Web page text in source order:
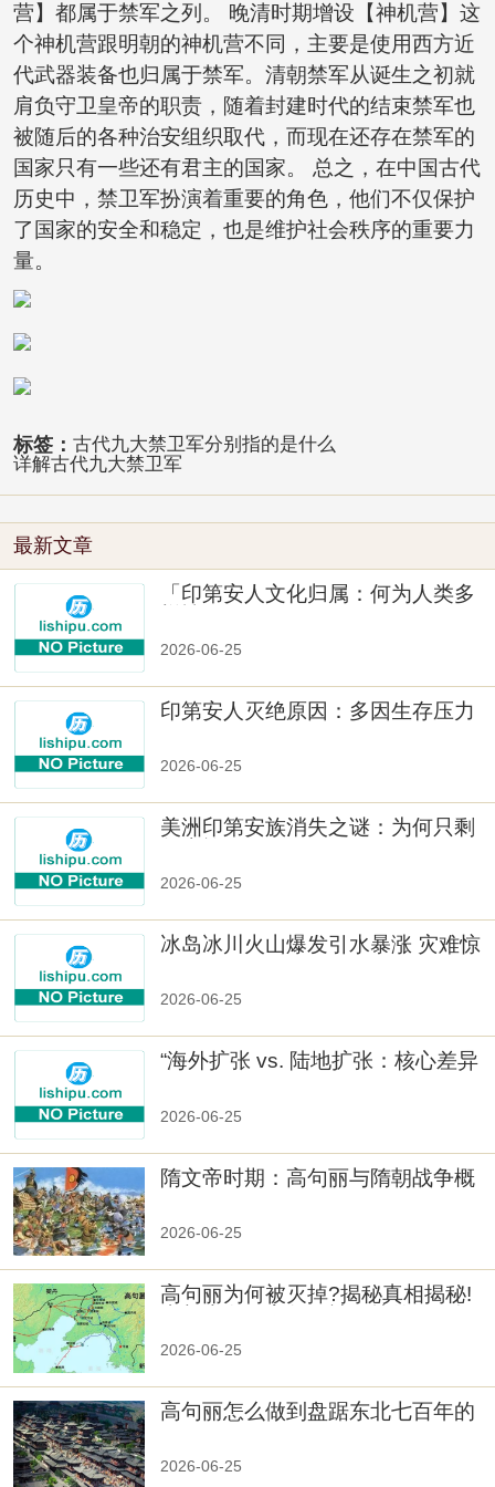
营】都属于禁军之列。 晚清时期增设【神机营】这
个神机营跟明朝的神机营不同，主要是使用西方近
代武器装备也归属于禁军。清朝禁军从诞生之初就
肩负守卫皇帝的职责，随着封建时代的结束禁军也
被随后的各种治安组织取代，而现在还存在禁军的
国家只有一些还有君主的国家。 总之，在中国古代
历史中，禁卫军扮演着重要的角色，他们不仅保护
了国家的安全和稳定，也是维护社会秩序的重要力
量。
标签： 古代九大禁卫军分别指的是什么
详解古代九大禁卫军
最新文章
「印第安人文化归属：何为人类多
2026-06-25
印第安人灭绝原因：多因生存压力
2026-06-25
美洲印第安族消失之谜：为何只剩
2026-06-25
冰岛冰川火山爆发引水暴涨 灾难惊
2026-06-25
“海外扩张 vs. 陆地扩张：核心差异
2026-06-25
隋文帝时期：高句丽与隋朝战争概
2026-06-25
高句丽为何被灭掉?揭秘真相揭秘!
2026-06-25
高句丽怎么做到盘踞东北七百年的
2026-06-25